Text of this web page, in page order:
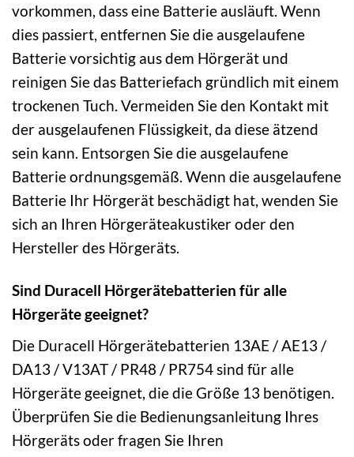
vorkommen, dass eine Batterie ausläuft. Wenn
dies passiert, entfernen Sie die ausgelaufene
Batterie vorsichtig aus dem Hörgerät und
reinigen Sie das Batteriefach gründlich mit einem
trockenen Tuch. Vermeiden Sie den Kontakt mit
der ausgelaufenen Flüssigkeit, da diese ätzend
sein kann. Entsorgen Sie die ausgelaufene
Batterie ordnungsgemäß. Wenn die ausgelaufene
Batterie Ihr Hörgerät beschädigt hat, wenden Sie
sich an Ihren Hörgeräteakustiker oder den
Hersteller des Hörgeräts.
Sind Duracell Hörgerätebatterien für alle
Hörgeräte geeignet?
Die Duracell Hörgerätebatterien 13AE / AE13 /
DA13 / V13AT / PR48 / PR754 sind für alle
Hörgeräte geeignet, die die Größe 13 benötigen.
Überprüfen Sie die Bedienungsanleitung Ihres
Hörgeräts oder fragen Sie Ihren